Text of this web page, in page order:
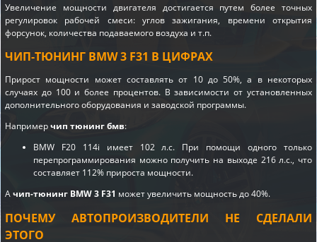
Увеличение мощности двигателя достигается путем более точных
регулировок рабочей смеси: углов зажигания, времени открытия
форсунок, количества подаваемого воздуха и т.п.
ЧИП-ТЮНИНГ BMW 3 F31 В ЦИФРАХ
Прирост мощности может составлять от 10 до 50%, а в некоторых
случаях до 100 и более процентов. В зависимости от установленных
дополнительного оборудования и заводской программы.
Напримерчип тюнинг бмв:
BMW F20 114i имеет 102 л.с. При помощи одного только
перепрограммирования можно получить на выходе 216 л.с., что
составляет 112% прироста мощности.
Ачип-тюнинг BMW 3 F31 может увеличить мощность до 40%.
ПОЧЕМУ АВТОПРОИЗВОДИТЕЛИ НЕ СДЕЛАЛИ
ЭТОГО